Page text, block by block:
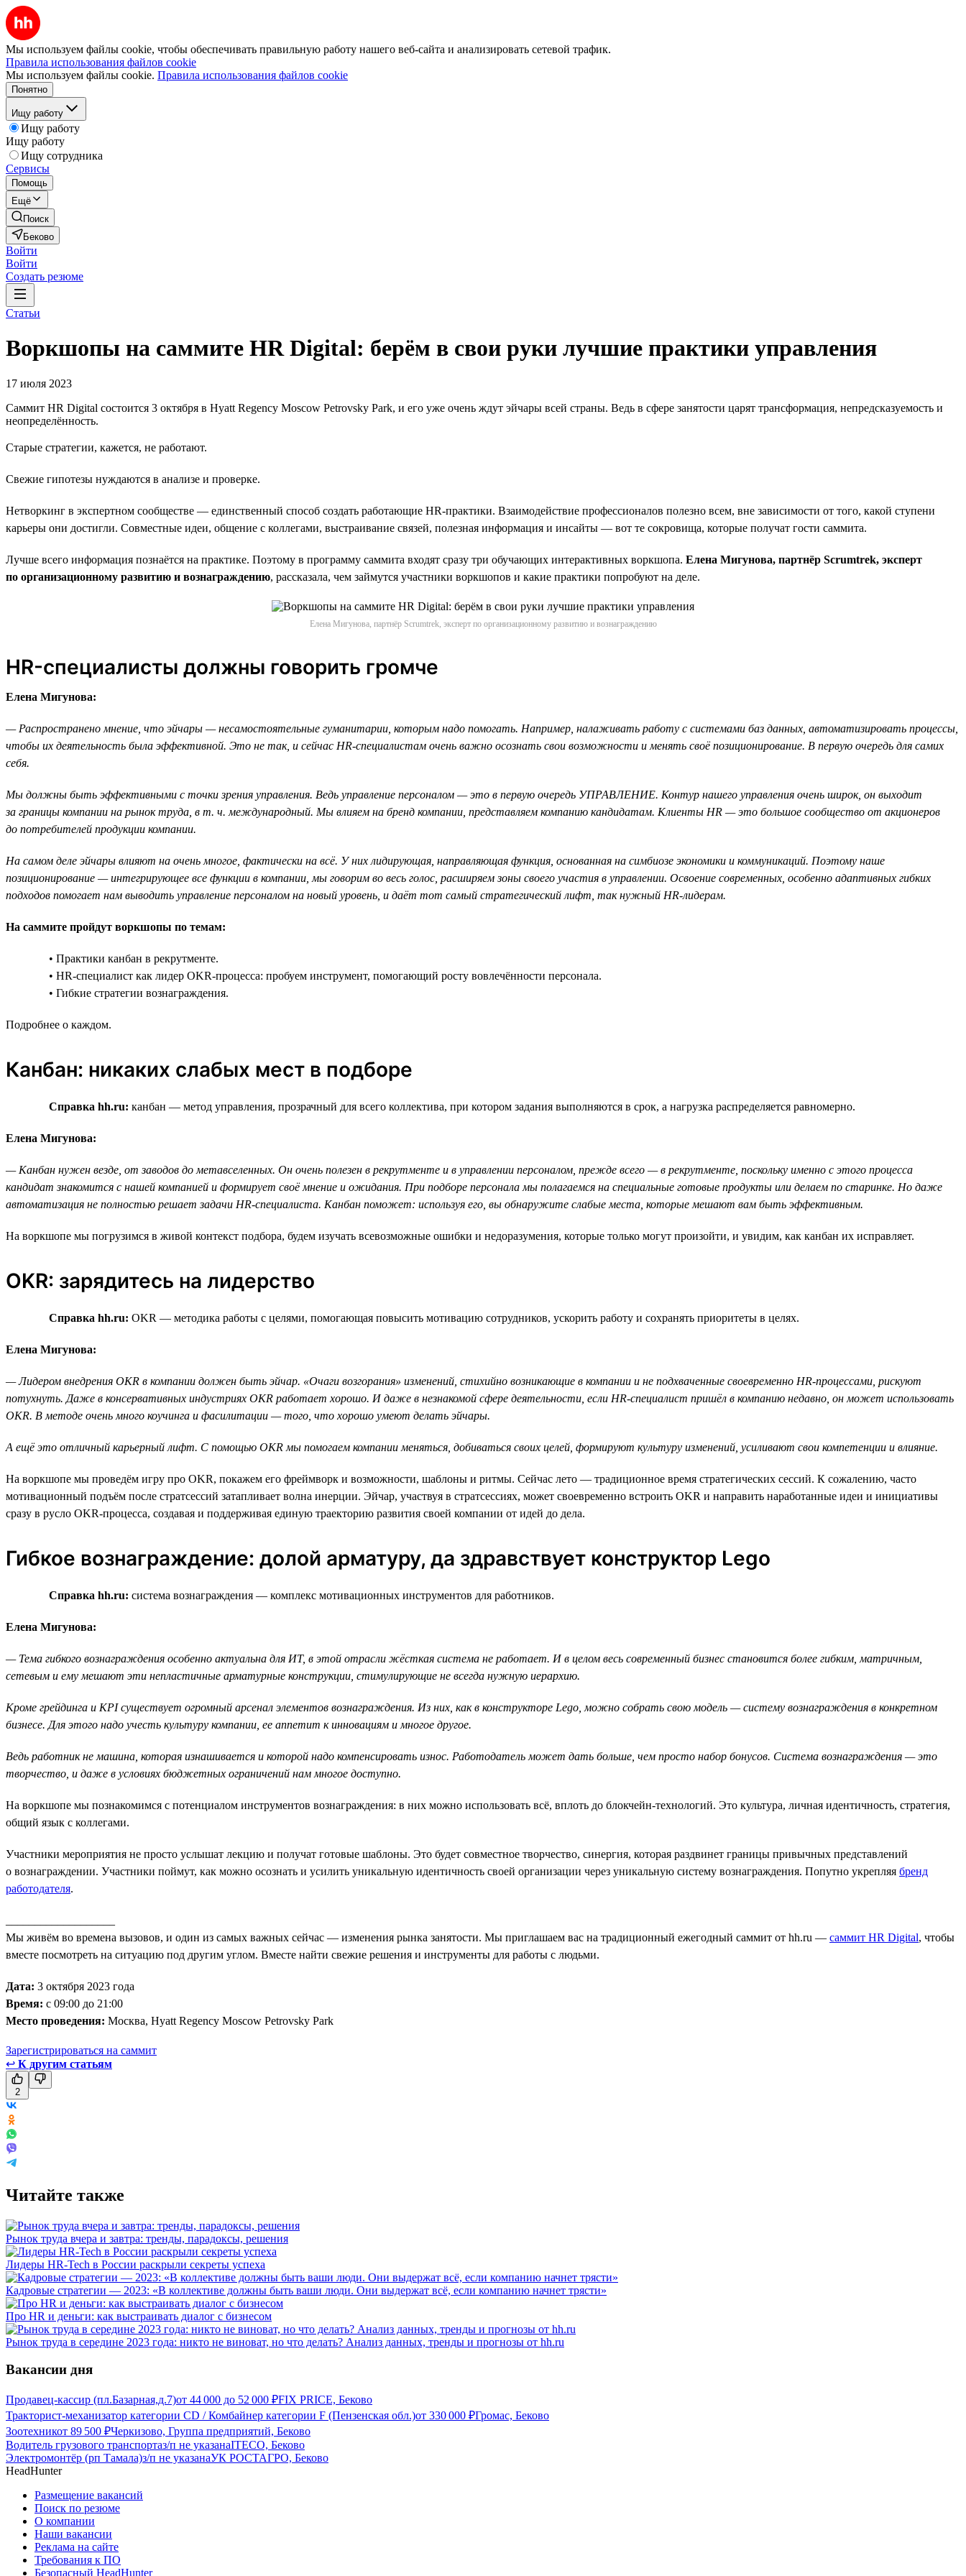
Мы используем файлы cookie, чтобы обеспечивать правильную работу нашего веб-сайта и анализировать сетевой трафик.
Правила использования файлов cookie
Мы используем файлы cookie. Правила использования файлов cookie
Понятно
Ищу работу
Ищу работу
Ищу работу
Ищу сотрудника
Сервисы
Помощь
Ещё
Поиск
Беково
Войти
Войти
Создать резюме
Статьи
Воркшопы на саммите HR Digital: берём в свои руки лучшие практики управления
17 июля 2023
Саммит HR Digital состоится 3 октября в Hyatt Regency Moscow Petrovsky Park, и его уже очень ждут эйчары всей страны. Ведь в сфере занятости царят трансформация, непредсказуемость и
неопределённость.
Старые стратегии, кажется, не работают.
Свежие гипотезы нуждаются в анализе и проверке.
Нетворкинг в экспертном сообществе — единственный способ создать работающие НR-практики. Взаимодействие профессионалов полезно всем, вне зависимости от того, какой ступени
карьеры они достигли. Совместные идеи, общение с коллегами, выстраивание связей, полезная информация и инсайты — вот те сокровища, которые получат гости саммита.
Лучше всего информация познаётся на практике. Поэтому в программу саммита входят сразу три обучающих интерактивных воркшопа. Елена Мигунова, партнёр Scrumtrek, эксперт
по организационному развитию и вознаграждению, рассказала, чем займутся участники воркшопов и какие практики попробуют на деле.
Елена Мигунова, партнёр Scrumtrek, эксперт по организационному развитию и вознаграждению
HR-специалисты должны говорить громче
Елена Мигунова:
— Распространено мнение, что эйчары — несамостоятельные гуманитарии, которым надо помогать. Например, налаживать работу с системами баз данных, автоматизировать процессы,
чтобы их деятельность была эффективной. Это не так, и сейчас HR-специалистам очень важно осознать свои возможности и менять своё позиционирование. В первую очередь для самих
себя.
Мы должны быть эффективными с точки зрения управления. Ведь управление персоналом — это в первую очередь УПРАВЛЕНИЕ. Контур нашего управления очень широк, он выходит
за границы компании на рынок труда, в т. ч. международный. Мы влияем на бренд компании, представляем компанию кандидатам. Клиенты HR — это большое сообщество от акционеров
до потребителей продукции компании.
На самом деле эйчары влияют на очень многое, фактически на всё. У них лидирующая, направляющая функция, основанная на симбиозе экономики и коммуникаций. Поэтому наше
позиционирование — интегрирующее все функции в компании, мы говорим во весь голос, расширяем зоны своего участия в управлении. Освоение современных, особенно адаптивных гибких
подходов помогает нам выводить управление персоналом на новый уровень, и даёт тот самый стратегический лифт, так нужный HR-лидерам.
На саммите пройдут воркшопы по темам:
• Практики канбан в рекрутменте.
• HR-специалист как лидер OKR-процесса: пробуем инструмент, помогающий росту вовлечённости персонала.
• Гибкие стратегии вознаграждения.
Подробнее о каждом.
Канбан: никаких слабых мест в подборе
Справка hh.ru: канбан — метод управления, прозрачный для всего коллектива, при котором задания выполняются в срок, а нагрузка распределяется равномерно.
Елена Мигунова:
— Канбан нужен везде, от заводов до метавселенных. Он очень полезен в рекрутменте и в управлении персоналом, прежде всего — в рекрутменте, поскольку именно с этого процесса
кандидат знакомится с нашей компанией и формирует своё мнение и ожидания. При подборе персонала мы полагаемся на специальные готовые продукты или делаем по старинке. Но даже
автоматизация не полностью решает задачи HR-специалиста. Канбан поможет: используя его, вы обнаружите слабые места, которые мешают вам быть эффективным.
На воркшопе мы погрузимся в живой контекст подбора, будем изучать всевозможные ошибки и недоразумения, которые только могут произойти, и увидим, как канбан их исправляет.
OKR: зарядитесь на лидерство
Справка hh.ru: OKR — методика работы с целями, помогающая повысить мотивацию сотрудников, ускорить работу и сохранять приоритеты в целях.
Елена Мигунова:
— Лидером внедрения OKR в компании должен быть эйчар. «Очаги возгорания» изменений, стихийно возникающие в компании и не подхваченные своевременно HR-процессами, рискуют
потухнуть. Даже в консервативных индустриях OKR работает хорошо. И даже в незнакомой сфере деятельности, если HR-специалист пришёл в компанию недавно, он может использовать
ОKR. В методе очень много коучинга и фасилитации — того, что хорошо умеют делать эйчары.
А ещё это отличный карьерный лифт. С помощью OKR мы помогаем компании меняться, добиваться своих целей, формируют культуру изменений, усиливают свои компетенции и влияние.
На воркшопе мы проведём игру про OKR, покажем его фреймворк и возможности, шаблоны и ритмы. Сейчас лето — традиционное время стратегических сессий. К сожалению, часто
мотивационный подъём после стратсессий затапливает волна инерции. Эйчар, участвуя в стратсессиях, может своевременно встроить OKR и направить наработанные идеи и инициативы
сразу в русло OKR-процесса, создавая и поддерживая единую траекторию развития своей компании от идей до дела.
Гибкое вознаграждение: долой арматуру, да здравствует конструктор Lego
Справка hh.ru: система вознаграждения — комплекс мотивационных инструментов для работников.
Елена Мигунова:
— Тема гибкого вознаграждения особенно актуальна для ИТ, в этой отрасли жёсткая система не работает. И в целом весь современный бизнес становится более гибким, матричным,
сетевым и ему мешают эти непластичные арматурные конструкции, стимулирующие не всегда нужную иерархию.
Кроме грейдинга и KPI существует огромный арсенал элементов вознаграждения. Из них, как в конструкторе Lego, можно собрать свою модель — систему вознаграждения в конкретном
бизнесе. Для этого надо учесть культуру компании, ее аппетит к инновациям и многое другое.
Ведь работник не машина, которая изнашивается и которой надо компенсировать износ. Работодатель может дать больше, чем просто набор бонусов. Система вознаграждения — это
творчество, и даже в условиях бюджетных ограничений нам многое доступно.
На воркшопе мы познакомимся с потенциалом инструментов вознаграждения: в них можно использовать всё, вплоть до блокчейн-технологий. Это культура, личная идентичность, стратегия,
общий язык с коллегами.
Участники мероприятия не просто услышат лекцию и получат готовые шаблоны. Это будет совместное творчество, синергия, которая раздвинет границы привычных представлений
о вознаграждении. Участники поймут, как можно осознать и усилить уникальную идентичность своей организации через уникальную систему вознаграждения. Попутно укрепляя бренд
работодателя.
Мы живём во времена вызовов, и один из самых важных сейчас — изменения рынка занятости. Мы приглашаем вас на традиционный ежегодный саммит от hh.ru — саммит HR Digital, чтобы
вместе посмотреть на ситуацию под другим углом. Вместе найти свежие решения и инструменты для работы с людьми.
Дата: 3 октября 2023 года
Время: с 09:00 до 21:00
Место проведения: Москва, Hyatt Regency Moscow Petrovsky Park
Зарегистрироваться на саммит
↩ К другим статьям
2
Читайте также
Рынок труда вчера и завтра: тренды, парадоксы, решения
Лидеры HR-Tech в России раскрыли секреты успеха
Кадровые стратегии — 2023: «В коллективе должны быть ваши люди. Они выдержат всё, если компанию начнет трясти»
Про HR и деньги: как выстраивать диалог с бизнесом
Рынок труда в середине 2023 года: никто не виноват, но что делать? Анализ данных, тренды и прогнозы от hh.ru
Вакансии дня
Продавец-кассир (пл.Базарная,д.7)от 44 000 до 52 000 ₽FIX PRICE, Беково
Тракторист-механизатор категории CD / Комбайнер категории F (Пензенская обл.)от 330 000 ₽Громас, Беково
Зоотехникот 89 500 ₽Черкизово, Группа предприятий, Беково
Водитель грузового транспортаз/п не указанаITECO, Беково
Электромонтёр (рп Тамала)з/п не указанаУК РОСТАГРО, Беково
HeadHunter
Размещение вакансий
Поиск по резюме
О компании
Наши вакансии
Реклама на сайте
Требования к ПО
Безопасный HeadHunter